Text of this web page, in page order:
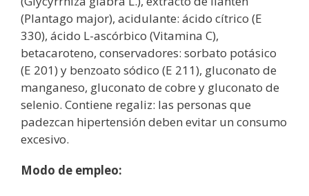
(Plantago major), acidulante: ácido cítrico (E
330), ácido L-ascórbico (Vitamina C),
betacaroteno, conservadores: sorbato potásico
(E 201) y benzoato sódico (E 211), gluconato de
manganeso, gluconato de cobre y gluconato de
selenio. Contiene regaliz: las personas que
padezcan hipertensión deben evitar un consumo
excesivo.
Modo de empleo: